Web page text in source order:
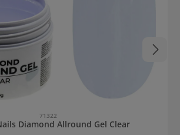
71322
Diamond Allround Gel Clear